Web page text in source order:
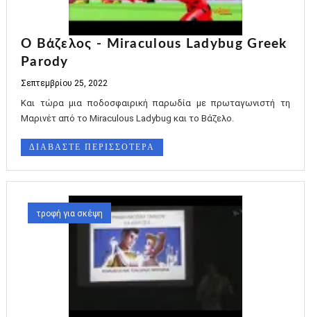
Ο Βάζελος - Miraculous Ladybug Greek
Parody
Σεπτεμβρίου 25, 2022
Και τώρα μια ποδοσφαιρική παρωδία με πρωταγωνιστή τη
Μαρινέτ από το Miraculous Ladybug και το Βάζελο.
ΔΙΑΒΑΣΤΕ ΠΕΡΙΣΣΟΤΕΡΑ
τροφή για σκέψη